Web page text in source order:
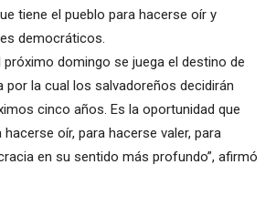
tiene el pueblo para hacerse oír y
democráticos.
próximo domingo se juega el destino de
por la cual los salvadoreños decidirán
cinco años. Es la oportunidad que
oír, para hacerse valer, para
en su sentido más profundo”, afirmó